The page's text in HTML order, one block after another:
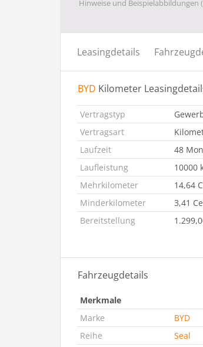
Hinweise und Beispielabbildungen
Leasingdetails
BYD Kilometer
Vertragstyp
Vertragsart
Laufzeit
48
Laufleistung
10000
Mehrkilometer
14,64
Minderkilometer
3,41
Bereitstellung
Fahrzeugdetails
Merkmale
Marke
BYD
Reihe
Seal